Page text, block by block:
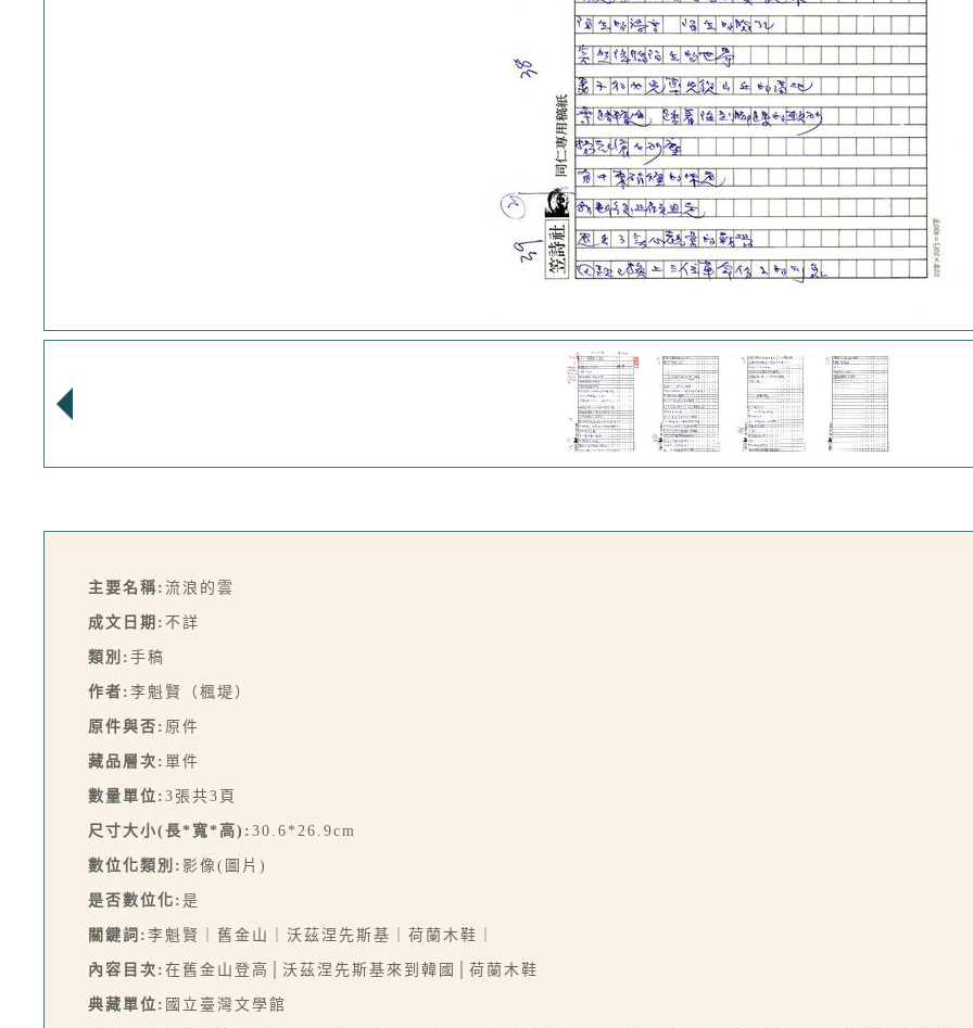
主要名稱: 流浪的雲
成文日期: 不詳
類別: 手稿
作者: 李魁賢（楓堤）
原件與否: 原件
藏品層次: 單件
數量單位: 3張共3頁
尺寸大小(長*寬*高): 30.6*26.9cm
數位化類別: 影像(圖片)
是否數位化: 是
關鍵詞: 李魁賢｜舊金山｜沃茲涅先斯基｜荷蘭木鞋｜
內容目次: 在舊金山登高│沃茲涅先斯基來到韓國│荷蘭木鞋
典藏單位: 國立臺灣文學館